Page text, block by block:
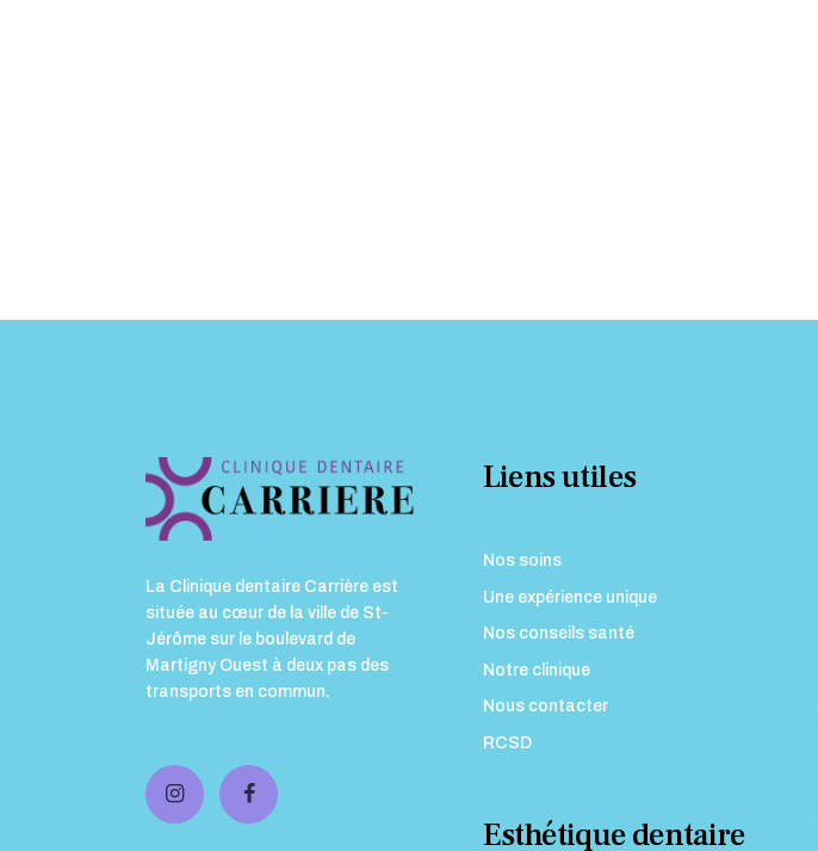
La Clinique dentaire Carrière est
située au cœur de la ville de St-
Jérôme sur le boulevard de
Martigny Ouest à deux pas des
transports en commun.
Liens utiles
Nos soins
Une expérience unique
Nos conseils santé
Notre clinique
Nous contacter
RCSD
Esthétique dentaire